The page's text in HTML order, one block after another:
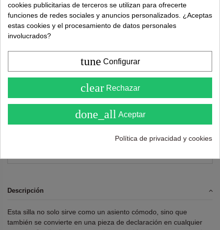
La cantidad mínima en el pedido de compra para el producto
es 4.
Puntuaciones y opiniones de nuestros clientes
Sea el primero en compartirnos su opinión
Descripción
Esta silla no solo sirve como un asiento cómodo, sino que
también se convierte en una pieza de declaración en cualquier
cookies publicitarias de terceros se utilizan para ofrecerte
funciones de redes sociales y anuncios personalizados. ¿Aceptas
estas cookies y el procesamiento de datos personales
involucrados?
tune Configurar
clear Rechazar
done_all Aceptar
Política de privacidad y cookies